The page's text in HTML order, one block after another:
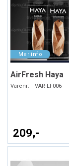
AirFresh Haya
Varenr: VAR-LF006
209,-